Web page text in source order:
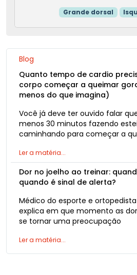
Grande dorsal
Blog
Quanto tempo de cardio
corpo começar a queimar
menos do que imagina)
Você já deve ter ouvido falar
menos 30 minutos fazendo
caminhando para começar a
Ler a matéria...
Dor no joelho ao treinar:
quando é sinal de alerta?
Médico do esporte e
explica em que momento as
se tornar uma preocupação
Ler a matéria...